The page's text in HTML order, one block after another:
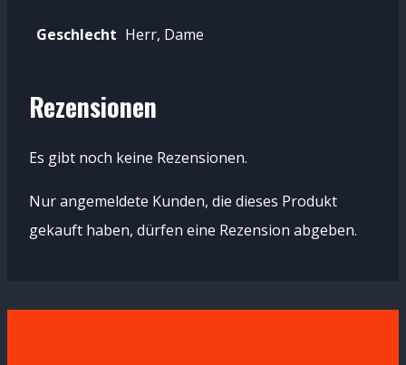
Geschlecht Herr, Dame
Rezensionen
Es gibt noch keine Rezensionen.
Nur angemeldete Kunden, die dieses Produkt
gekauft haben, dürfen eine Rezension abgeben.